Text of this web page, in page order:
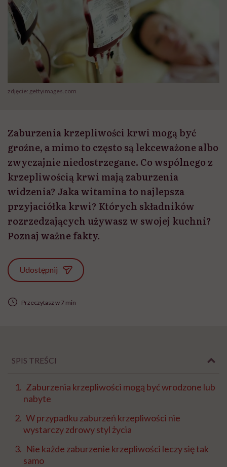
zdjęcie: gettyimages.com
Zaburzenia krzepliwości krwi mogą być
groźne, a mimo to często są lekceważone albo
zwyczajnie niedostrzegane. Co wspólnego z
krzepliwością krwi mają zaburzenia
widzenia? Jaka witamina to najlepsza
przyjaciółka krwi? Których składników
rozrzedzających używasz w swojej kuchni?
Poznaj ważne fakty.
Udostępnij
Przeczytasz w 7 min
SPIS TREŚCI
Zaburzenia krzepliwości mogą być wrodzone lub
nabyte
W przypadku zaburzeń krzepliwości nie
wystarczy zdrowy styl życia
Nie każde zaburzenie krzepliwości leczy się tak
samo